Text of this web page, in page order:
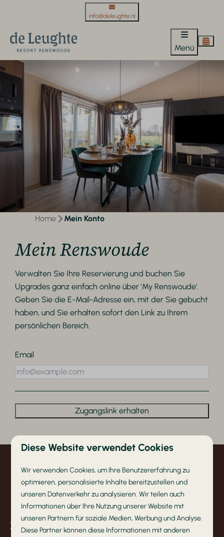
info@deleughte.nl
Menü
Home Mein Konto
Mein Renswoude
Verwalten Sie Ihre Reservierung und buchen Sie
Upgrades ganz einfach online über 'My Renswoude'.
Geben Sie die E-Mail-Adresse ein, mit der Sie gebucht
haben, und Sie erhalten sofort den Link zu Ihrem
persönlichen Bereich.
Email
Zugangslink erhalten
Bezahlen Sie sicher
Kontakt
Diese Website verwendet Cookies
Wir verwenden Cookies, um Ihre Benutzererfahrung zu
optimieren, personalisierte Inhalte bereitzustellen und
unseren Datenverkehr zu analysieren. Wir teilen auch
Informationen über Ihre Nutzung unserer Website mit
unseren Partnern für soziale Medien, Werbung und Analyse.
Diese Partner können diese Informationen mit anderen